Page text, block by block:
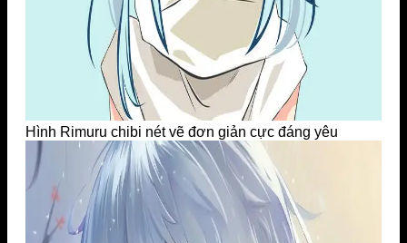
Hình Rimuru chibi nét vẽ đơn giản cực đáng yêu